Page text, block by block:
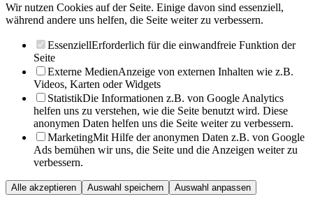
Wir nutzen Cookies auf der Seite. Einige davon sind essenziell,
während andere uns helfen, die Seite weiter zu verbessern.
EssenziellErforderlich für die einwandfreie Funktion der
Seite
Externe MedienAnzeige von externen Inhalten wie z.B.
Videos, Karten oder Widgets
StatistikDie Informationen z.B. von Google Analytics
helfen uns zu verstehen, wie die Seite benutzt wird. Diese
anonymen Daten helfen uns die Seite weiter zu verbessern.
MarketingMit Hilfe der anonymen Daten z.B. von Google
Ads bemühen wir uns, die Seite und die Anzeigen weiter zu
verbessern.
Alle akzeptieren Auswahl speichern Auswahl anpassen